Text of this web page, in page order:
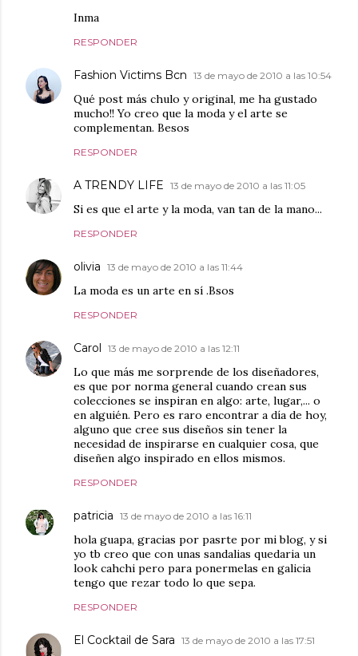
Inma
RESPONDER
Fashion Victims Bcn 13 de mayo de 2010 a las 10:54
Qué post más chulo y original, me ha gustado
mucho!! Yo creo que la moda y el arte se
complementan. Besos
RESPONDER
A TRENDY LIFE 13 de mayo de 2010 a las 11:05
Si es que el arte y la moda, van tan de la mano...
RESPONDER
olivia 13 de mayo de 2010 a las 11:44
La moda es un arte en sí .Bsos
RESPONDER
Carol 13 de mayo de 2010 a las 12:11
Lo que más me sorprende de los diseñadores,
es que por norma general cuando crean sus
colecciones se inspiran en algo: arte, lugar,... o
en alguién. Pero es raro encontrar a día de hoy,
alguno que cree sus diseños sin tener la
necesidad de inspirarse en cualquier cosa, que
diseñen algo inspirado en ellos mismos.
RESPONDER
patricia 13 de mayo de 2010 a las 16:11
hola guapa, gracias por pasrte por mi blog, y si
yo tb creo que con unas sandalias quedaria un
look cahchi pero para ponermelas en galicia
tengo que rezar todo lo que sepa.
RESPONDER
El Cocktail de Sara 13 de mayo de 2010 a las 17:51